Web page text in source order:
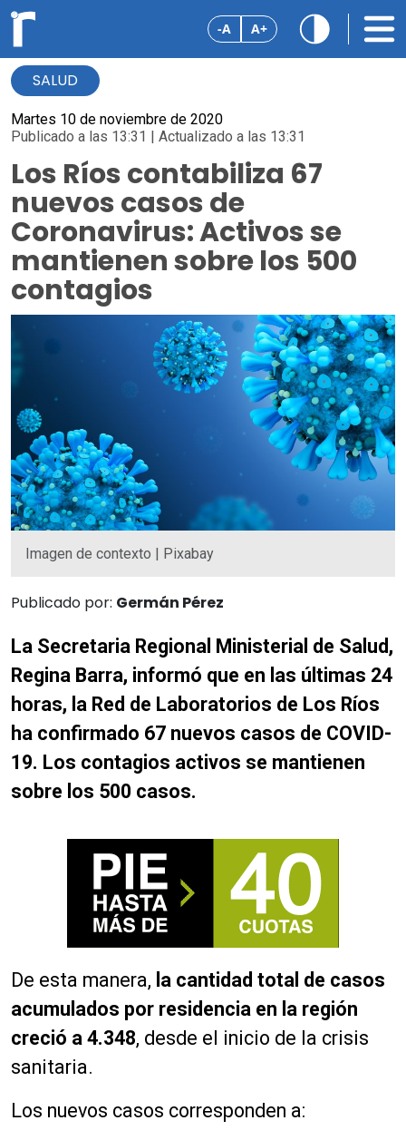
-A A+
SALUD
Martes 10 de noviembre de 2020
Publicado a las 13:31 | Actualizado a las 13:31
Los Ríos contabiliza 67
nuevos casos de
Coronavirus: Activos se
mantienen sobre los 500
contagios
Imagen de contexto | Pixabay
Publicado por: Germán Pérez
La Secretaria Regional Ministerial de Salud,
Regina Barra, informó que en las últimas 24
horas, la Red de Laboratorios de Los Ríos
ha confirmado 67 nuevos casos de COVID-
19. Los contagios activos se mantienen
sobre los 500 casos.
De esta manera, la cantidad total de casos
acumulados por residencia en la región
creció a 4.348, desde el inicio de la crisis
sanitaria.
Los nuevos casos corresponden a: